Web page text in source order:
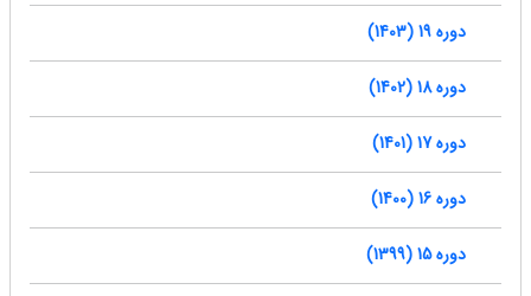
دوره 19 (1403)
دوره 18 (1402)
دوره 17 (1401)
دوره 16 (1400)
دوره 15 (1399)